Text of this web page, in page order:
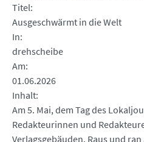
Titel
Ausgeschwärmt in die Welt
In
drehscheibe
Am
01.06.2026
Inhalt
Am 5. Mai, dem Tag des
Redakteurinnen und
Verlagsgebäuden. Raus und